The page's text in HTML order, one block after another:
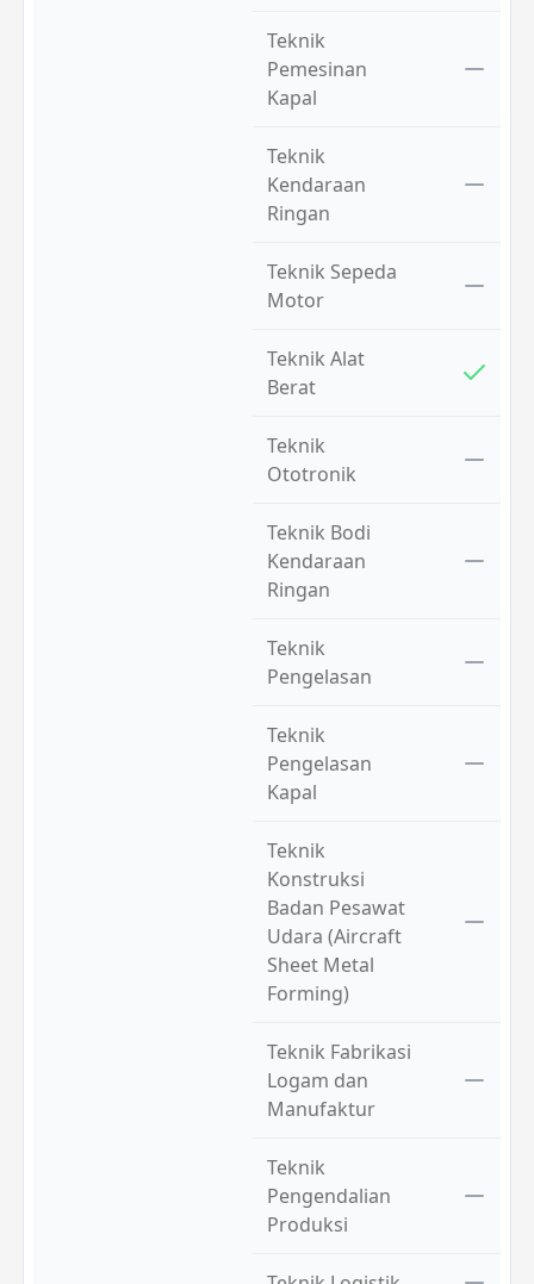
Teknik
Pemesinan
Kapal
Teknik
Kendaraan
Ringan
Teknik Sepeda
Motor
Teknik Alat
Berat
Teknik
Ototronik
Teknik Bodi
Kendaraan
Ringan
Teknik
Pengelasan
Teknik
Pengelasan
Kapal
Teknik
Konstruksi
Badan Pesawat
Udara (Aircraft
Sheet Metal
Forming)
Teknik Fabrikasi
Logam dan
Manufaktur
Teknik
Pengendalian
Produksi